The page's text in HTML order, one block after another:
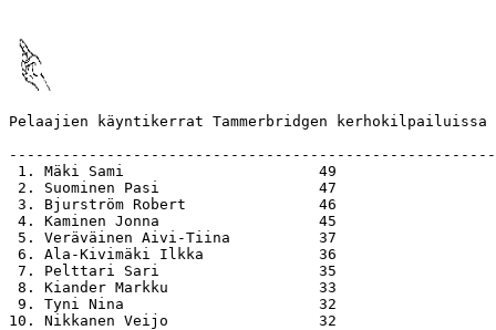
Pelaajien käyntikerrat Tammerbridgen kerhokilpailuissa
1. Mäki Sami                      49
2. Suominen Pasi                  47
3. Bjurström Robert               46
4. Kaminen Jonna                  45
5. Veräväinen Aivi-Tiina          37
6. Ala-Kivimäki Ilkka             36
7. Pelttari Sari                  35
8. Kiander Markku                 33
9. Tyni Nina                      32
10. Nikkanen Veijo                 32